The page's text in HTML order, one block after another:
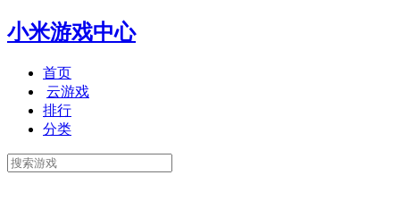
小米游戏中心
首页
云游戏
排行
分类